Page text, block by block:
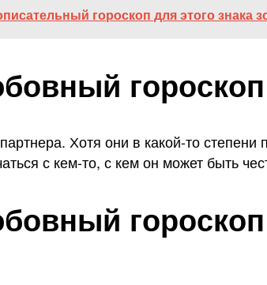
гороскоп для этого знака
Хотя они в какой-то
с кем-то, с кем он может быть